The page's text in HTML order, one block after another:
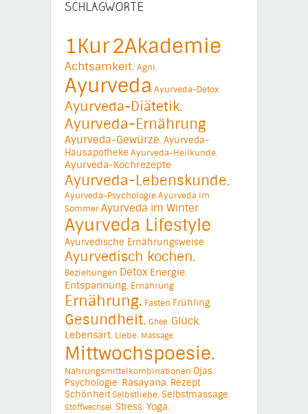
SCHLAGWORTE
1Kur2Akademie
Achtsamkeit. Agni.
Ayurveda Ayurveda-Detox
Ayurveda-Diätetik.
Ayurveda-Ernährung
Ayurveda-Gewürze.Ayurveda-
Hausapotheke Ayurveda-Heilkunde.
Ayurveda-Kochrezepte
Ayurveda-Lebenskunde.
Ayurveda-PsychologieAyurveda im
SommerAyurveda im Winter
Ayurveda Lifestyle
Ayurvedische Ernährungsweise
Ayurvedisch kochen.
Beziehungen Detox Energie.
Entspannung. Ernährung
Ernährung. Fasten Frühling.
Gesundheit. Ghee. Glück.
Lebensart. Liebe. Massage.
Mittwochspoesie.
Nahrungsmittelkombinationen Ojas.
Psychologie. Rasayana. Rezept
SchönheitSelbstliebe. Selbstmassage.
Stoffwechsel. Stress.Yoga.